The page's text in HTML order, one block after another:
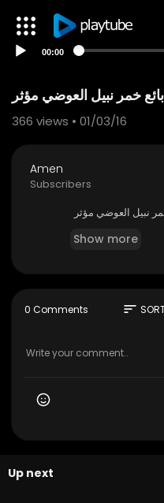
00:00
خمر نبيل العوضي مؤثر
366 views • 01/03/16
Amen
Subscribers
نبيل العوضي مؤثر
Show more
0 Comments sort
Up next